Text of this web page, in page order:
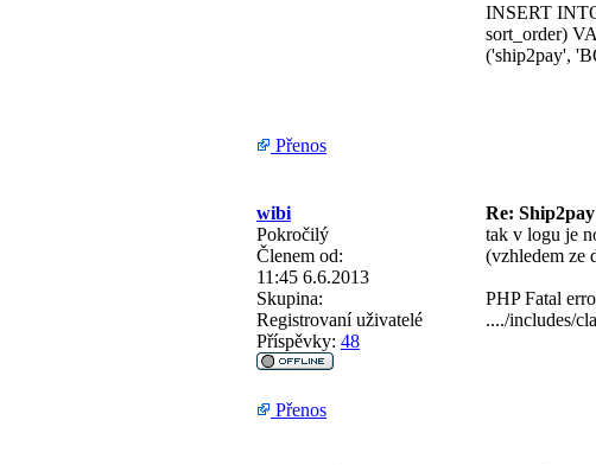
INSERT
sort_order)
('ship2pay',
Přenos
wibi Re:
Pokročilý
Členem od:
11:45 6.6.2013
Skupina:
Registrovaní uživatelé
Příspěvky: 48
tak v logu je
(vzhledem ze
PHP Fatal
..../includes/
Přenos